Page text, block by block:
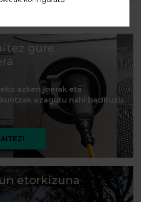
gure
azken joerak eta
ezagutu nahi badituzu,
etorkizuna